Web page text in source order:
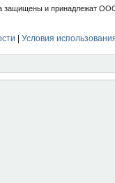
защищены и принадлежат
Условия